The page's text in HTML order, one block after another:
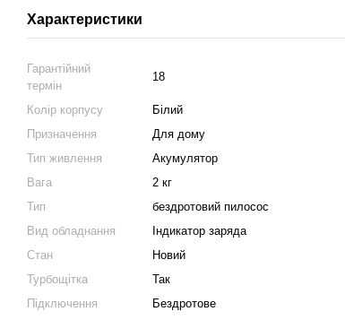
Характеристики
Гарантійний
термін
18
Колір корпусу
Білий
Призначення
Для дому
Тип живлення
Акумулятор
Вага
2 кг
Тип
бездротовий пилосос
Вид обладнання
Індикатор заряда
Стан
Новий
Турбощітка
Так
Підключення
Бездротове